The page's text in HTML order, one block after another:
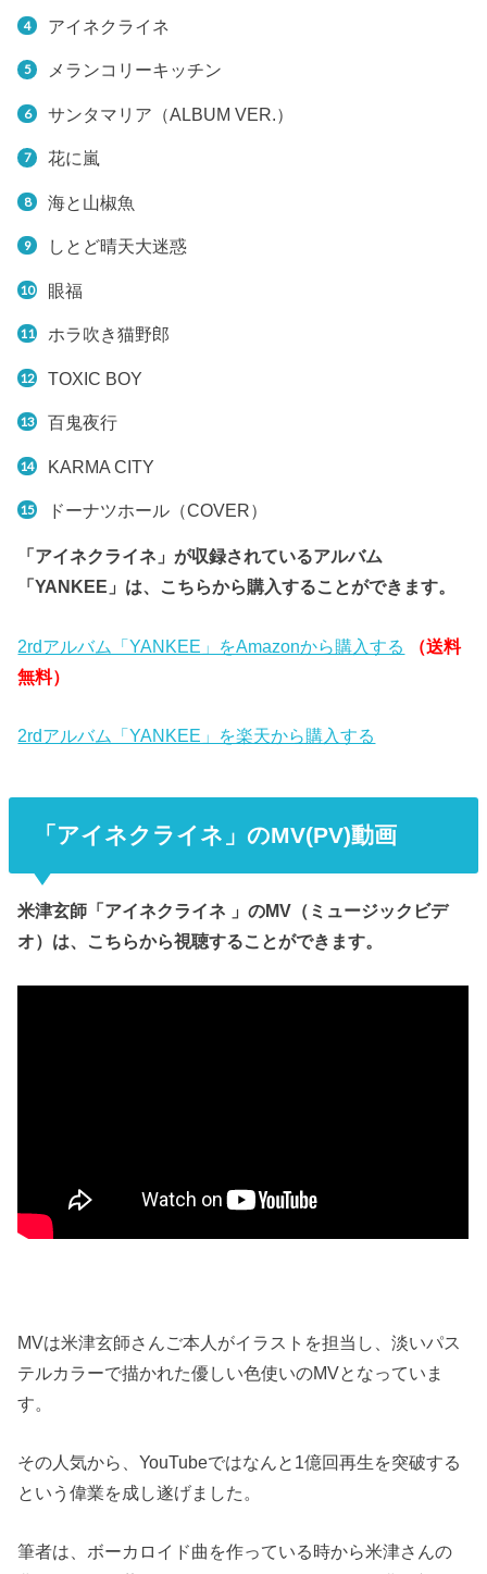
アイネクライネ
メランコリーキッチン
サンタマリア（ALBUM VER.）
花に嵐
海と山椒魚
しとど晴天大迷惑
眼福
ホラ吹き猫野郎
TOXIC BOY
百鬼夜行
KARMA CITY
ドーナツホール（COVER）
「アイネクライネ」が収録されているアルバム
「YANKEE」は、こちらから購入することができます。
2rdアルバム「YANKEE」をAmazonから購入する
（送料
無料）
2rdアルバム「YANKEE」を楽天から購入する
「アイネクライネ」のMV(PV)動画
米津玄師「アイネクライネ 」のMV（ミュージックビデ
オ）は、こちらから視聴することができます。
MVは米津玄師さんご本人がイラストを担当し、淡いパス
テルカラーで描かれた優しい色使いのMVとなっていま
す。
その人気から、YouTubeではなんと1億回再生を突破する
という偉業を成し遂げました。
筆者は、ボーカロイド曲を作っている時から米津さんの